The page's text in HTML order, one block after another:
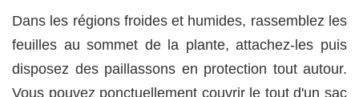
Dans les régions froides et humides, rassemblez les
feuilles au sommet de la plante, attachez-les puis
disposez des paillassons en protection tout autour.
Vous pouvez ponctuellement couvrir le tout d'un sac